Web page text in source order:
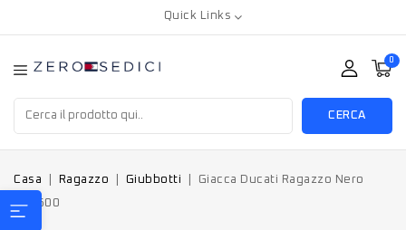
Quick Links
0
CERCA
Casa Ragazzo Giubbotti
Giacca Ducati Ragazzo Nero
B64600